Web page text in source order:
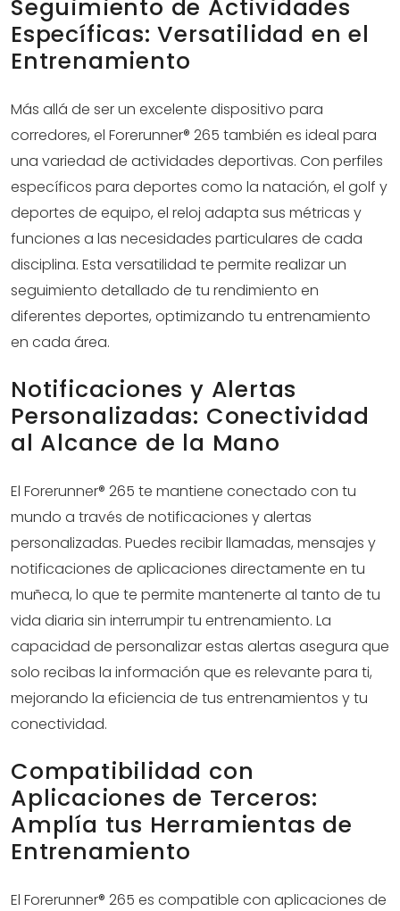
Seguimiento de Actividades
Específicas: Versatilidad en el
Entrenamiento
Más allá de ser un excelente dispositivo para
corredores, el Forerunner® 265 también es ideal para
una variedad de actividades deportivas. Con perfiles
específicos para deportes como la natación, el golf y
deportes de equipo, el reloj adapta sus métricas y
funciones a las necesidades particulares de cada
disciplina. Esta versatilidad te permite realizar un
seguimiento detallado de tu rendimiento en
diferentes deportes, optimizando tu entrenamiento
en cada área.
Notificaciones y Alertas
Personalizadas: Conectividad
al Alcance de la Mano
El Forerunner® 265 te mantiene conectado con tu
mundo a través de notificaciones y alertas
personalizadas. Puedes recibir llamadas, mensajes y
notificaciones de aplicaciones directamente en tu
muñeca, lo que te permite mantenerte al tanto de tu
vida diaria sin interrumpir tu entrenamiento. La
capacidad de personalizar estas alertas asegura que
solo recibas la información que es relevante para ti,
mejorando la eficiencia de tus entrenamientos y tu
conectividad.
Compatibilidad con
Aplicaciones de Terceros:
Amplía tus Herramientas de
Entrenamiento
El Forerunner® 265 es compatible con aplicaciones de